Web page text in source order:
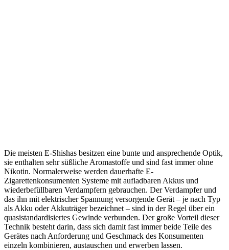
Die meisten E-Shishas besitzen eine bunte und ansprechende Optik,
sie enthalten sehr süßliche Aromastoffe und sind fast immer ohne
Nikotin. Normalerweise werden dauerhafte E-
Zigarettenkonsumenten Systeme mit aufladbaren Akkus und
wiederbefüllbaren Verdampfern gebrauchen. Der Verdampfer und
das ihn mit elektrischer Spannung versorgende Gerät – je nach Typ
als Akku oder Akkuträger bezeichnet – sind in der Regel über ein
quasistandardisiertes Gewinde verbunden. Der große Vorteil dieser
Technik besteht darin, dass sich damit fast immer beide Teile des
Gerätes nach Anforderung und Geschmack des Konsumenten
einzeln kombinieren, austauschen und erwerben lassen.